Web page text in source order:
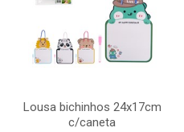
Lousa bichinhos 24x17cm
c/caneta